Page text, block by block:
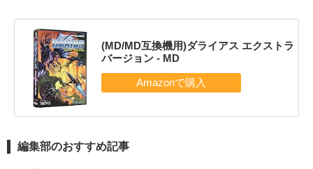
(MD/MD互換機用)ダライアス エクストラ
バージョン - MD
編集部のおすすめ記事